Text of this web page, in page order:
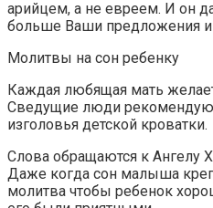
арийцем, а не евреем. И он
больше Ваши предложения и
Молитвы на сон ребенку
Каждая любящая мать
Сведущие люди
изголовья детской кроватки.
Слова обращаются к Ангелу
Даже когда сон малыша
молитва чтобы ребенок